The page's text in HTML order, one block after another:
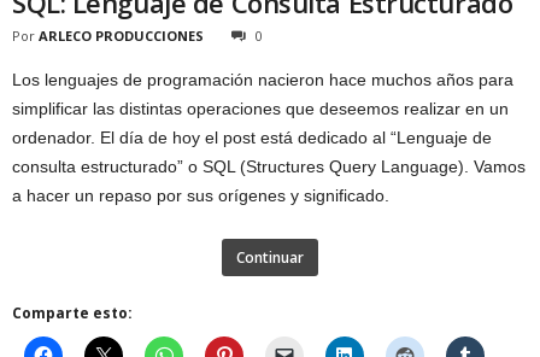
Por ARLECO PRODUCCIONES 0
Los lenguajes de programación nacieron hace muchos años para
simplificar las distintas operaciones que deseemos realizar en un
ordenador. El día de hoy el post está dedicado al “Lenguaje de
consulta estructurado” o SQL (Structures Query Language). Vamos
a hacer un repaso por sus orígenes y significado.
Continuar
Comparte esto: